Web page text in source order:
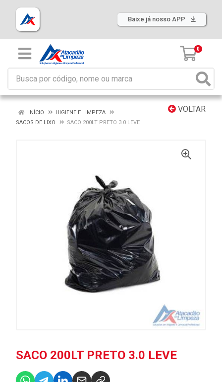
Baixe já nosso APP
0
VOLTAR
INÍCIO
HIGIENE E LIMPEZA
SACOS DE LIXO
SACO 200LT PRETO 3.0 LEVE
SACO 200LT PRETO 3.0 LEVE